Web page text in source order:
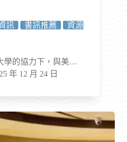
訊 書訊推薦
資源
學的協力下，與美…
年 12 月 24 日